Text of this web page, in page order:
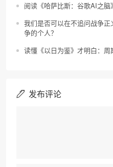
阅读《哈萨比斯：谷歌AI之
我们是否可以在不追问战争
争的个人？
读懂《以日为鉴》才明白：
发布评论